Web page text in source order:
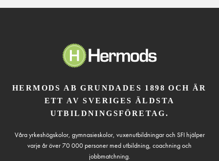
HERMODS AB GRUNDADES 1898 OCH ÄR
ETT AV SVERIGES ÄLDSTA
UTBILDNINGSFÖRETAG.
Våra yrkeshögskolor, gymnasieskolor, vuxenutbildningar och SFI hjälper
varje år över 70 000 personer med utbildning, coachning och
jobbmatchning.